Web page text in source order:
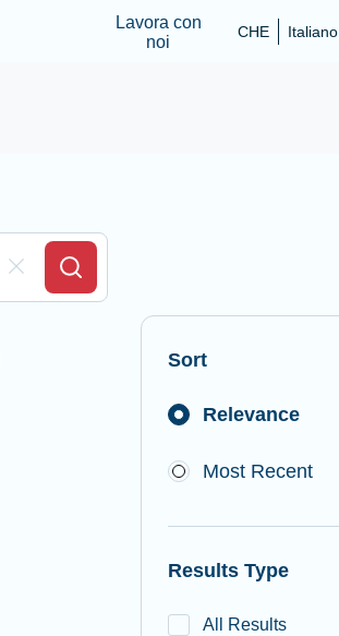
Lavora con
noi
CHE Italiano
Clear Field
Search
Sort
Relevance
Most Recent
Results Type
All Results